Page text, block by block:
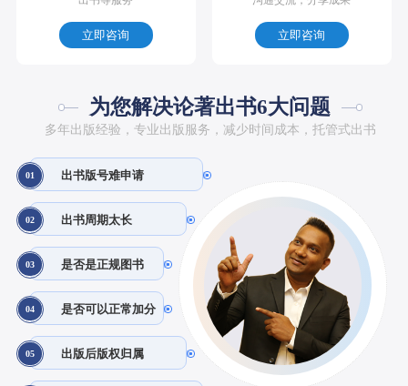
立即咨询 立即咨询
为您解决论著出书6大问题
多年出版经验，专业出版服务，减少时间成本，托管式出书
01 出书版号难申请
02 出书周期太长
03 是否是正规图书
04 是否可以正常加分
05 出版后版权归属